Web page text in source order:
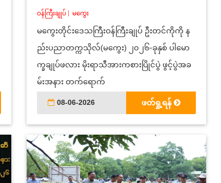
ဝန်ကြီးချုပ် မကွေး
မကွေးတိုင်းဒေသကြီးဝန်ကြီးချုပ် ဦးတင်ကိုကို န
ည်းပညာတက္ကသိုလ်(မကွေး) ၂၀၂၆-ခုနှစ် ပါမော
က္ခချုပ်ဖလား မိုးရာသီအားကစားပြိုင်ပွဲ ဖွင့်ပွဲအခ
မ်းအနား တက်ရောက်
08-06-2026 ဖတ်ရှု့ရန်